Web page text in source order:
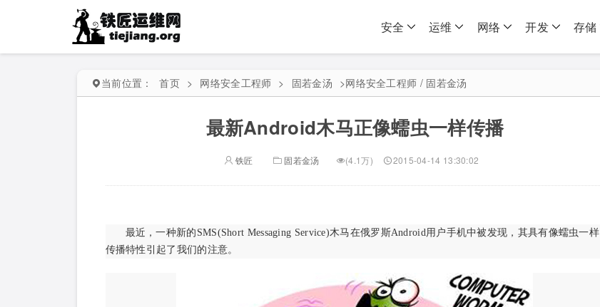
安全 运维 网络 开发 存储
当前位置： 首页 > 网络安全工程师 > 固若金汤 >网络安全工程师 / 固若金汤
最新Android木马正像蠕虫一样传播
铁匠 固若金汤 (4.1万) 2015-04-14 13:30:02
最近，一种新的SMS(Short Messaging Service)木马在俄罗斯Android用户手机中被发现，其具有像蠕虫一样
传播特性引起了我们的注意。